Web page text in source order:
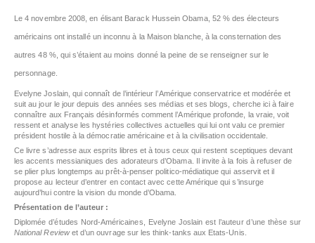
Le 4 novembre 2008, en élisant Barack Hussein Obama, 52 % des électeurs
américains ont installé un inconnu à la Maison blanche, à la consternation des
autres 48 %, qui s’étaient au moins donné la peine de se renseigner sur le
personnage.
Evelyne Joslain, qui connaît de l’intérieur l’Amérique conservatrice et modérée et
suit au jour le jour depuis des années ses médias et ses blogs, cherche ici à faire
connaître aux Français désinformés comment l’Amérique profonde, la vraie, voit
ressent et analyse les hystéries collectives actuelles qui lui ont valu ce premier
président hostile à la démocratie américaine et à la civilisation occidentale.
Ce livre s’adresse aux esprits libres et à tous ceux qui restent sceptiques devant
les accents messianiques des adorateurs d’Obama. Il invite à la fois à refuser de
se plier plus longtemps au prêt-à-penser politico-médiatique qui asservit et il
propose au lecteur d’entrer en contact avec cette Amérique qui s’insurge
aujourd’hui contre la vision du monde d’Obama.
Présentation de l’auteur :
Diplomée d’études Nord-Américaines, Evelyne Joslain est l’auteur d’une thèse sur
National Reviewet d’un ouvrage sur les think-tanks aux Etats-Unis.